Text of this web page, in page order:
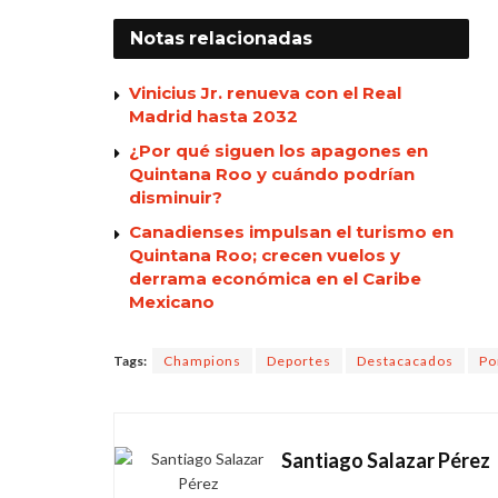
Notas relacionadas
Vinicius Jr. renueva con el Real
Madrid hasta 2032
¿Por qué siguen los apagones en
Quintana Roo y cuándo podrían
disminuir?
Canadienses impulsan el turismo en
Quintana Roo; crecen vuelos y
derrama económica en el Caribe
Mexicano
Tags: Champions Deportes Destacacados
Santiago Salazar Pérez